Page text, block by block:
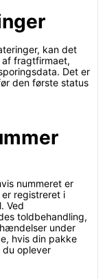
kan det
fragtfirmaet,
Det er
den første status
nummeret er
registreret i
Ved
toldbehandling,
under
hvis din pakke
du oplever